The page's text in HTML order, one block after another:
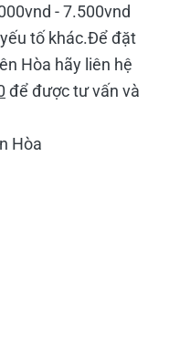
- 7.500vnd
tố khác.Để đặt
Hòa hãy liên hệ
để được tư vấn và